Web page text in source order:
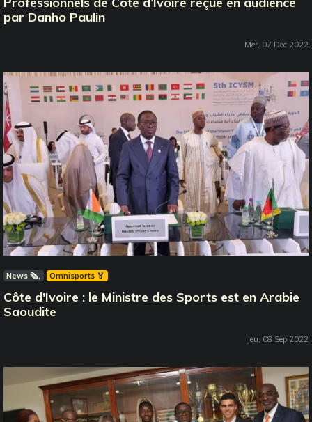
par Danho Paulin
Mer, 07 Dec 2022
News 🗞️ Omnisports 🏅
Côte d'Ivoire : le Ministre des Sports est en Arabie
Saoudite
Jeu, 08 Sep 2022